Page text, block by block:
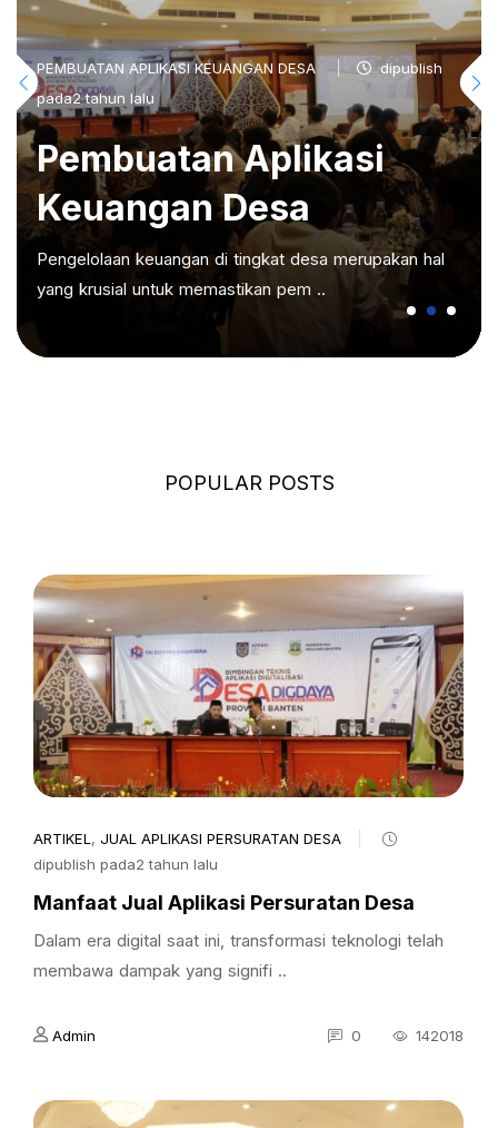
PEMBUATAN APLIKASI KEUANGAN DESA
dipublish
pada2 tahun lalu
Pembuatan Aplikasi
Keuangan Desa
Pengelolaan keuangan di tingkat desa merupakan hal
yang krusial untuk memastikan pem ..
POPULAR POSTS
ARTIKEL , JUAL APLIKASI PERSURATAN DESA
dipublish pada2 tahun lalu
Manfaat Jual Aplikasi Persuratan Desa
Dalam era digital saat ini, transformasi teknologi telah
membawa dampak yang signifi ..
Admin 0 142018